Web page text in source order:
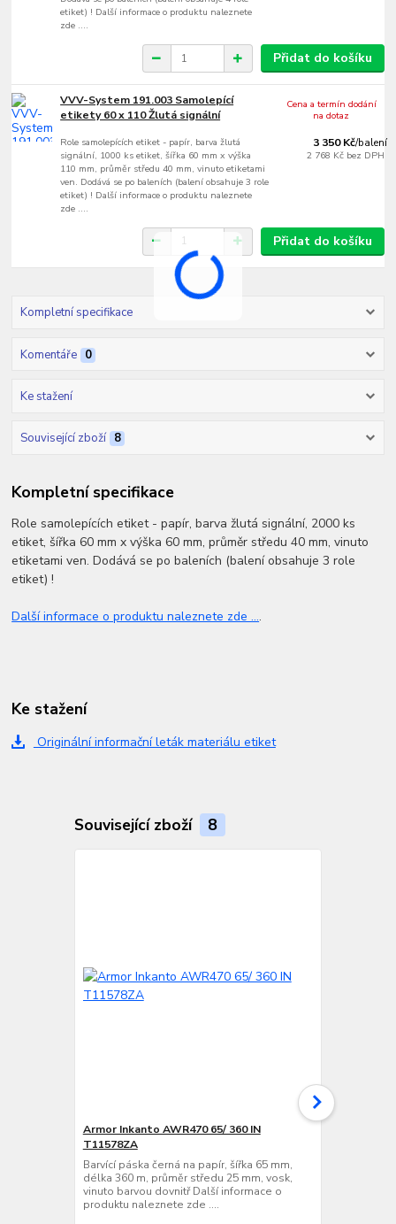
etiket) ! Další informace o produktu naleznete
zde ....
Přidat do košíku
VVV-System 191.003 Samolepící
etikety 60 x 110 Žlutá signální
Role samolepících etiket - papír, barva žlutá
signální, 1000 ks etiket, šířka 60 mm x výška
110 mm, průměr středu 40 mm, vinuto etiketami
ven. Dodává se po baleních (balení obsahuje 3 role
etiket) ! Další informace o produktu naleznete
zde ....
3 350 Kč/balení
2 768 Kč bez DPH
Cena a termín dodání
na dotaz
Přidat do košíku
Kompletní specifikace
Komentáře 0
Ke stažení
Související zboží 8
Kompletní specifikace
Role samolepících etiket - papír, barva žlutá signální, 2000 ks
etiket, šířka 60 mm x výška 60 mm, průměr středu 40 mm, vinuto
etiketami ven. Dodává se po baleních (balení obsahuje 3 role
etiket) !
Další informace o produktu naleznete zde ....
Ke stažení
Originální informační leták materiálu etiket
Související zboží 8
Armor Inkanto AWR470 65/ 360 IN
T11578ZA
Barvící páska černá na papír, šířka 65 mm,
délka 360 m, průměr středu 25 mm, vosk,
vinuto barvou dovnitř Další informace o
produktu naleznete zde ....